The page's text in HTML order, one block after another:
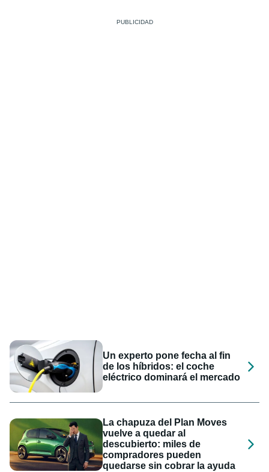
Un experto pone fecha al fin
de los híbridos: el coche
eléctrico dominará el mercado
La chapuza del Plan Moves
vuelve a quedar al
descubierto: miles de
compradores pueden
quedarse sin cobrar la ayuda